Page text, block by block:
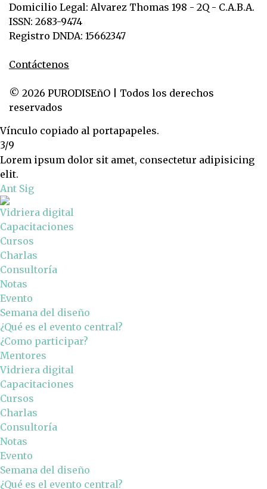
Domicilio Legal: Alvarez Thomas 198 - 2Q - C.A.B.A.
ISSN: 2683-9474
Registro DNDA: 15662347
Contáctenos
© 2026 PURODISEñO | Todos los derechos
reservados
Vínculo copiado al portapapeles.
3/9
Lorem ipsum dolor sit amet, consectetur adipisicing
elit.
Ant Sig
Vidriera digital
Capacitaciones
Cursos
Charlas
Consultoría
Notas
Evento
Semana del diseño
¿Qué es el evento central?
¿Como participar?
Mentores
Vidriera digital
Capacitaciones
Cursos
Charlas
Consultoría
Notas
Evento
Semana del diseño
¿Qué es el evento central?